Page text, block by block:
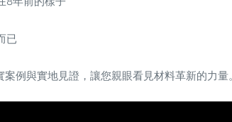
已
例與實地見證，讓您親眼看見材料革新的力量。